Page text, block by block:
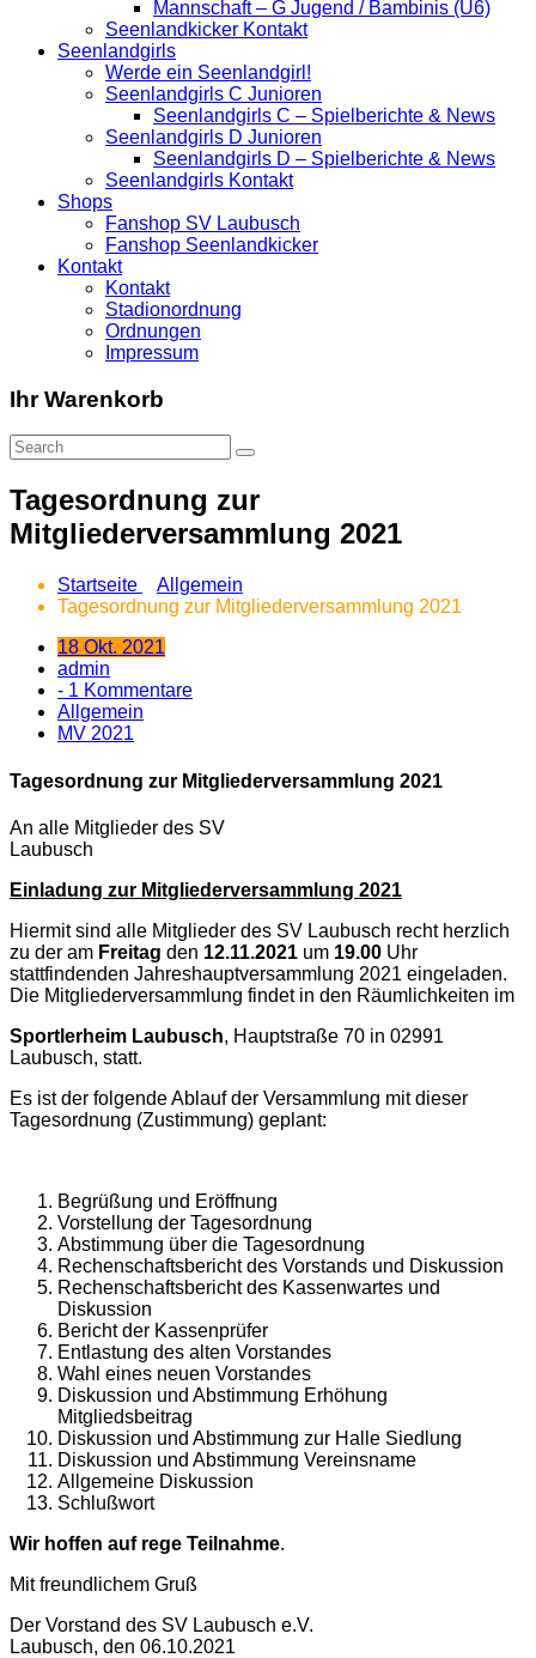
Mannschaft – G Jugend / Bambinis (U6)
Seenlandkicker Kontakt
Seenlandgirls
Werde ein Seenlandgirl!
Seenlandgirls C Junioren
Seenlandgirls C – Spielberichte & News
Seenlandgirls D Junioren
Seenlandgirls D – Spielberichte & News
Seenlandgirls Kontakt
Shops
Fanshop SV Laubusch
Fanshop Seenlandkicker
Kontakt
Kontakt
Stadionordnung
Ordnungen
Impressum
Ihr Warenkorb
Tagesordnung zur
Mitgliederversammlung 2021
Startseite
Allgemein
Tagesordnung zur Mitgliederversammlung 2021
18 Okt. 2021
admin
- 1 Kommentare
Allgemein
MV 2021
Tagesordnung zur Mitgliederversammlung 2021
An alle Mitglieder des SV
Laubusch
Einladung zur Mitgliederversammlung 2021
Hiermit sind alle Mitglieder des SV Laubusch recht herzlich
zu der am Freitag den 12.11.2021 um 19.00 Uhr
stattfindenden Jahreshauptversammlung 2021 eingeladen.
Die Mitgliederversammlung findet in den Räumlichkeiten im
Sportlerheim Laubusch, Hauptstraße 70 in 02991
Laubusch, statt.
Es ist der folgende Ablauf der Versammlung mit dieser
Tagesordnung (Zustimmung) geplant:
Begrüßung und Eröffnung
Vorstellung der Tagesordnung
Abstimmung über die Tagesordnung
Rechenschaftsbericht des Vorstands und Diskussion
Rechenschaftsbericht des Kassenwartes und
Diskussion
Bericht der Kassenprüfer
Entlastung des alten Vorstandes
Wahl eines neuen Vorstandes
Diskussion und Abstimmung Erhöhung
Mitgliedsbeitrag
Diskussion und Abstimmung zur Halle Siedlung
Diskussion und Abstimmung Vereinsname
Allgemeine Diskussion
Schlußwort
Wir hoffen auf rege Teilnahme.
Mit freundlichem Gruß
Der Vorstand des SV Laubusch e.V.
Laubusch, den 06.10.2021